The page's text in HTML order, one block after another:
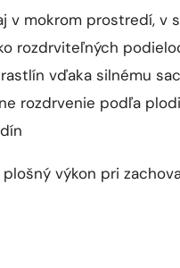
v mokrom prostredí, v
rozdrviteľných
vďaka silnému
rozdrvenie podľa
výkon pri